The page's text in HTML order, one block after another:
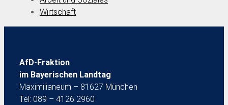
Wirtschaft
AfD-Fraktion
im Bayerischen Landtag
Maximilianeum – 81627 München
Tel: 089 – 4126 2960